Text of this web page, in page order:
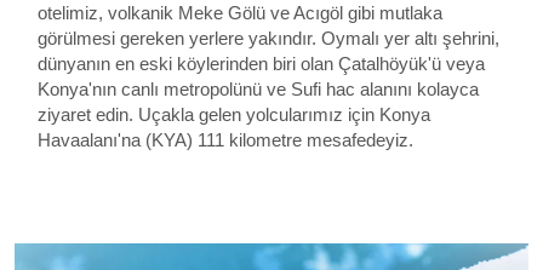
otelimiz, volkanik Meke Gölü ve Acıgöl gibi mutlaka
görülmesi gereken yerlere yakındır. Oymalı yer altı şehrini,
dünyanın en eski köylerinden biri olan Çatalhöyük'ü veya
Konya'nın canlı metropolünü ve Sufi hac alanını kolayca
ziyaret edin. Uçakla gelen yolcularımız için Konya
Havaalanı'na (KYA) 111 kilometre mesafedeyiz.